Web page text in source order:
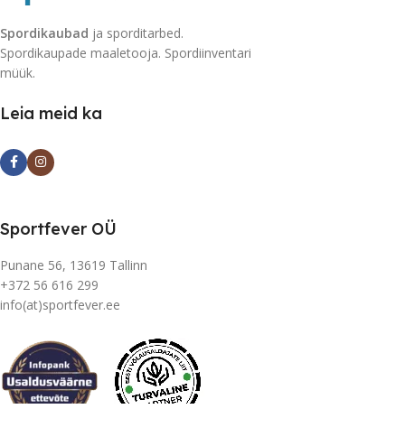
Spordikaubad ja sporditarbed.
Spordikaupade maaletooja. Spordiinventari
müük.
Leia meid ka
Sportfever OÜ
Punane 56, 13619 Tallinn
+372 56 616 299
info(at)sportfever.ee